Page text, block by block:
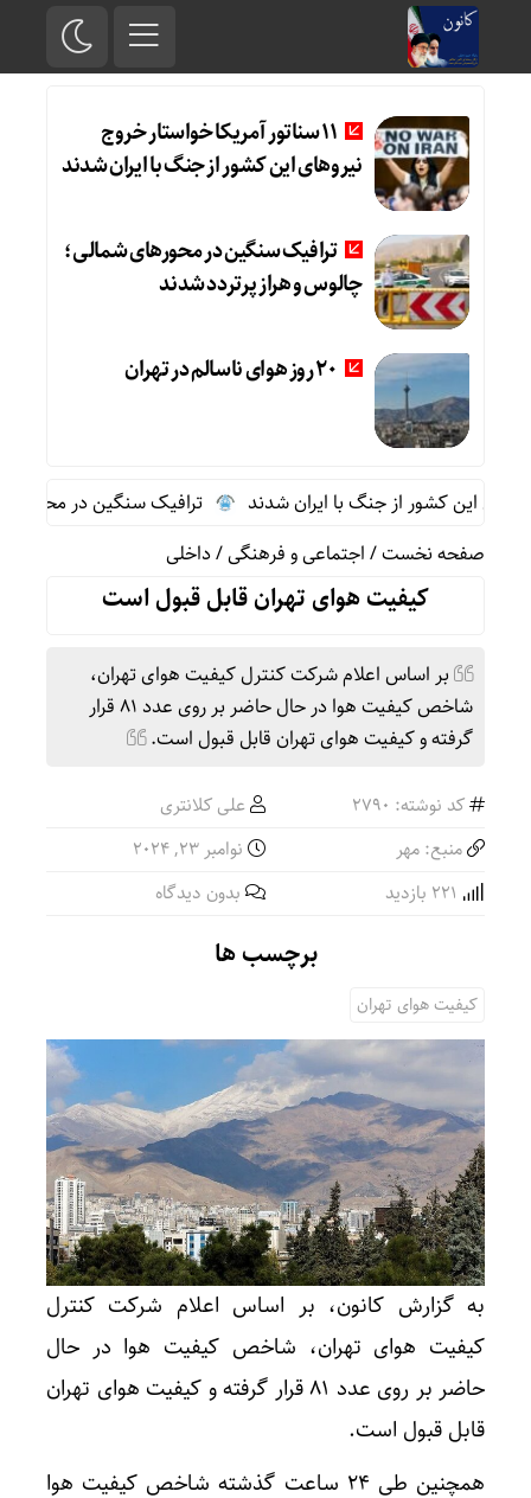
11 سناتور آمریکا خواستار خروج
نیروهای این کشور از جنگ با ایران شدند
ترافیک سنگین در محورهای شمالی؛
چالوس و هراز پرتردد شدند
20 روز هوای ناسالم در تهران
ترافیک سنگین در محورهای
صفحه نخست/اجتماعی و فرهنگی/داخلی
کیفیت هوای تهران قابل قبول است
بر اساس اعلام شرکت کنترل کیفیت هوای تهران،
شاخص کیفیت هوا در حال حاضر بر روی عدد ۸۱ قرار
گرفته و کیفیت هوای تهران قابل قبول است.
کد نوشته: 2790
علی کلانتری
منبع: مهر
نوامبر 23, 2024
بدون دیدگاه
برچسب ها
کیفیت هوای تهران
به گزارش کانون، بر اساس اعلام شرکت کنترل
کیفیت هوای تهران، شاخص کیفیت هوا در حال
حاضر بر روی عدد ۸۱ قرار گرفته و کیفیت هوای تهران
قابل قبول است.
همچنین طی ۲۴ ساعت گذشته شاخص کیفیت هوا